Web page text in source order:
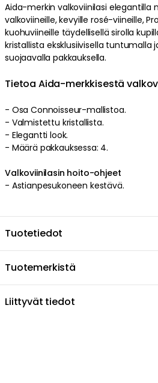
Aida-merkin valkoviinilasi elegantilla
valkoviineille, kevyille rosé-viineille,
kuohuviineille täydellisellä sirolla
kristallista eksklusiivisella tuntumalla
suojaavalla pakkauksella.
Tietoa Aida-merkkisestä
- Osa Connoisseur-mallistoa.
- Valmistettu kristallista.
- Elegantti look.
- Määrä pakkauksessa: 4.
Valkoviinilasin hoito-ohjeet
- Astianpesukoneen kestävä.
Tuotetiedot
Tuotemerkistä
Liittyvät tiedot